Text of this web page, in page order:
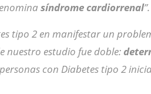
síndrome cardiorrenal”.
tipo 2 en manifestar un
nuestro estudio fue doble:
con Diabetes tipo 2